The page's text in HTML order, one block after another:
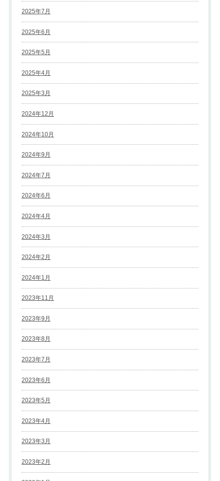
2025年7月
2025年6月
2025年5月
2025年4月
2025年3月
2024年12月
2024年10月
2024年9月
2024年7月
2024年6月
2024年4月
2024年3月
2024年2月
2024年1月
2023年11月
2023年9月
2023年8月
2023年7月
2023年6月
2023年5月
2023年4月
2023年3月
2023年2月